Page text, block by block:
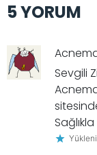
5 YORUM
Sevgili
Sağlıkla